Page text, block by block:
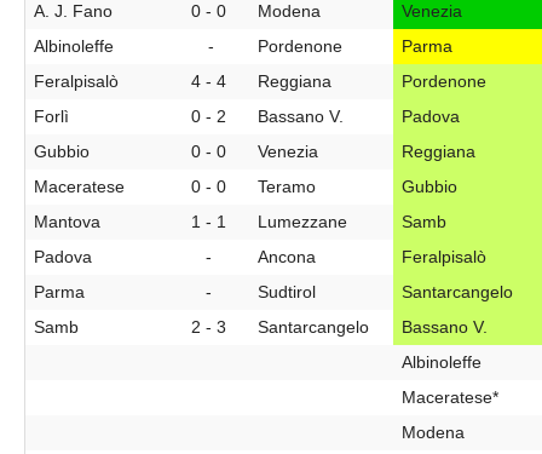
A. J. Fano
0 - 0 Modena
Venezia
Albinoleffe
- Pordenone
Parma
Feralpisalò
4 - 4 Reggiana
Pordenone
Forlì
0 - 2 Bassano V.
Padova
Gubbio
0 - 0 Venezia
Reggiana
Maceratese
0 - 0 Teramo
Gubbio
Mantova
1 - 1 Lumezzane
Samb
Padova
- Ancona
Feralpisalò
Parma
- Sudtirol
Santarcangelo
Samb
2 - 3 Santarcangelo
Bassano V.
Albinoleffe
Maceratese*
Modena